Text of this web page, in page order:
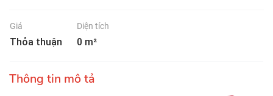
Giá
Thỏa thuận
Diện tích
0 m²
Thông tin mô tả